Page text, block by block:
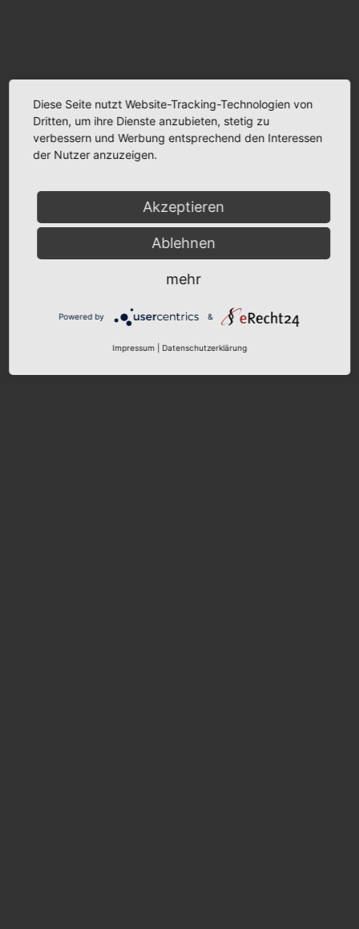
Diese Seite nutzt Website-Tracking-Technologien von
Dritten, um ihre Dienste anzubieten, stetig zu
verbessern und Werbung entsprechend den Interessen
der Nutzer anzuzeigen.
Akzeptieren
Ablehnen
mehr
Powered by &
Impressum Datenschutzerklärung